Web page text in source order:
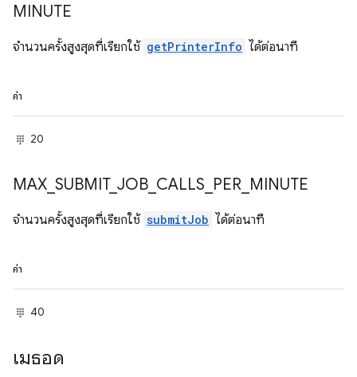
MINUTE
จำนวนครั้งสูงสุดที่เรียกใช้ getPrinterInfo ได้ต่อนาที
ค่า
20
MAX SUBMIT_ JOB CALLS PER MINUTE
จำนวนครั้งสูงสุดที่เรียกใช้ submitJob ได้ต่อนาที
ค่า
40
เมธอด